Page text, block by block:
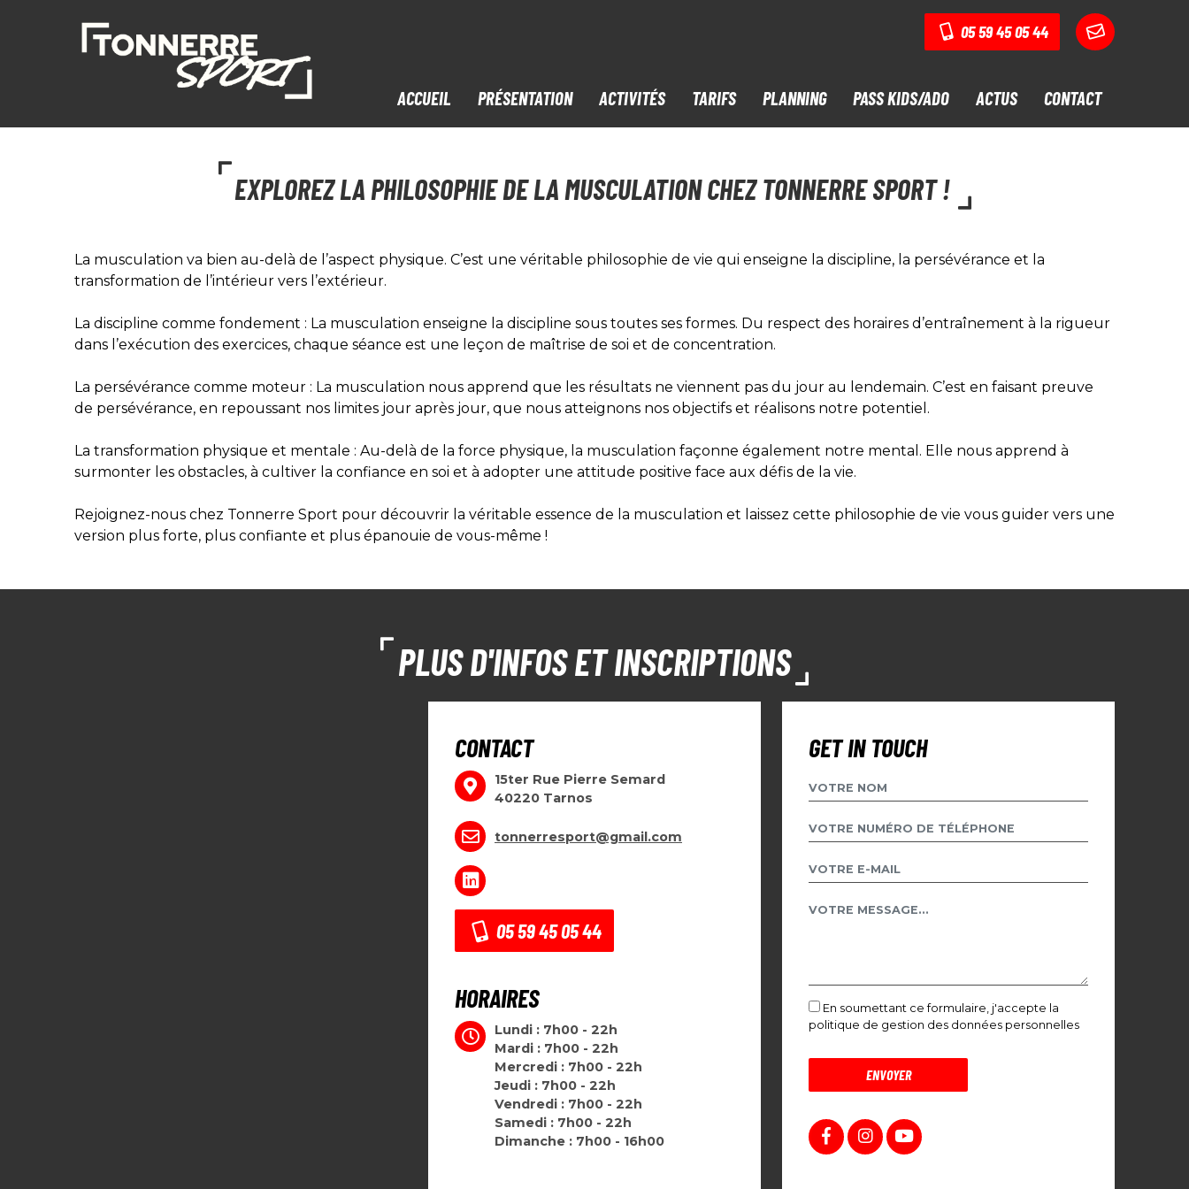
05 59 45 05 44
ACCUEIL PRÉSENTATION ACTIVITÉS TARIFS PLANNING PASS KIDS/ADO ACTUS CONTACT
EXPLOREZ LA PHILOSOPHIE DE LA MUSCULATION CHEZ TONNERRE SPORT !
La musculation va bien au-delà de l’aspect physique. C’est une véritable philosophie de vie qui enseigne la discipline, la persévérance et la
transformation de l’intérieur vers l’extérieur.
La discipline comme fondement : La musculation enseigne la discipline sous toutes ses formes. Du respect des horaires d’entraînement à la rigueur
dans l’exécution des exercices, chaque séance est une leçon de maîtrise de soi et de concentration.
La persévérance comme moteur : La musculation nous apprend que les résultats ne viennent pas du jour au lendemain. C’est en faisant preuve
de persévérance, en repoussant nos limites jour après jour, que nous atteignons nos objectifs et réalisons notre potentiel.
La transformation physique et mentale : Au-delà de la force physique, la musculation façonne également notre mental. Elle nous apprend à
surmonter les obstacles, à cultiver la confiance en soi et à adopter une attitude positive face aux défis de la vie.
Rejoignez-nous chez Tonnerre Sport pour découvrir la véritable essence de la musculation et laissez cette philosophie de vie vous guider vers une
version plus forte, plus confiante et plus épanouie de vous-même !
PLUS D'INFOS ET INSCRIPTIONS
CONTACT
15ter Rue Pierre Semard
40220 Tarnos
tonnerresport@gmail.com
05 59 45 05 44
HORAIRES
Lundi : 7h00 - 22h
Mardi : 7h00 - 22h
Mercredi : 7h00 - 22h
Jeudi : 7h00 - 22h
Vendredi : 7h00 - 22h
Samedi : 7h00 - 22h
Dimanche : 7h00 - 16h00
GET IN TOUCH
En soumettant ce formulaire, j'accepte la
politique de gestion des données personnelles